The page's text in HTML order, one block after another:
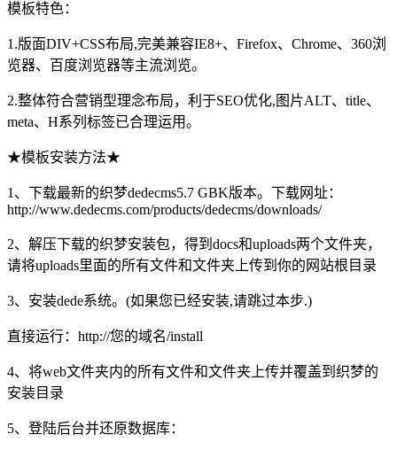
模板特色：
1.版面DIV+CSS布局,完美兼容IE8+、Firefox、Chrome、360浏
览器、百度浏览器等主流浏览。
2.整体符合营销型理念布局，利于SEO优化,图片ALT、title、
meta、H系列标签已合理运用。
★模板安装方法★
1、下载最新的织梦dedecms5.7 GBK版本。下载网址：
http://www.dedecms.com/products/dedecms/downloads/
2、解压下载的织梦安装包，得到docs和uploads两个文件夹，
请将uploads里面的所有文件和文件夹上传到你的网站根目录
3、安装dede系统。(如果您已经安装,请跳过本步.)
直接运行：http://您的域名/install
4、将web文件夹内的所有文件和文件夹上传并覆盖到织梦的
安装目录
5、登陆后台并还原数据库：